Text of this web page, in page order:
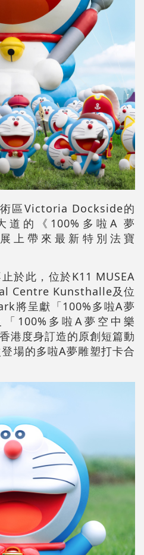
區Victoria Dockside的
道的《100%多啦A 夢
上帶來最新特別法寶
於此，位於K11 MUSEA
Centre Kunsthalle及位
將呈獻「100%多啦A夢
100%多啦A夢空中樂
港度身訂造的原創短篇動
場的多啦A夢雕塑打卡合